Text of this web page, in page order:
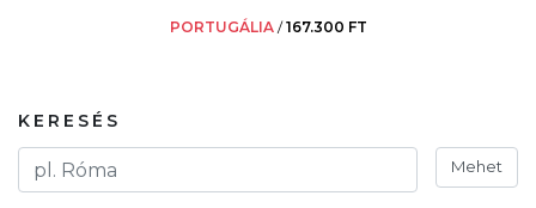
PORTUGÁLIA /167.300 FT
KERESÉS
Mehet